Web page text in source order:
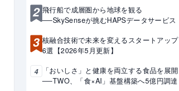
2 飛行船で成層圏から地球を観る
──SkySenseが挑むHAPSデータサービス
3 核融合技術で未来を変えるスタートアップ
6選【2026年5月更新】
4
「おいしさ」と健康を両立する食品を展開
──TWO、「食×AI」基盤構築へ5億円調達